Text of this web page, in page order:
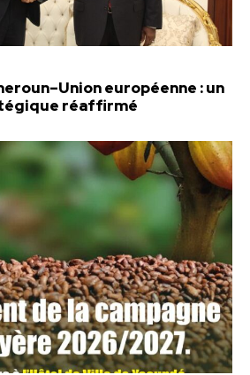
européenne : un
réaffirmé